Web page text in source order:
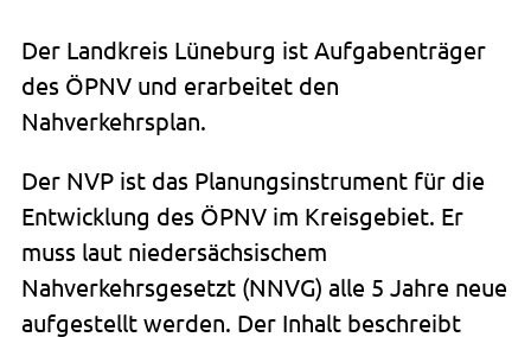
Der Landkreis Lüneburg ist Aufgabenträger
des ÖPNV und erarbeitet den
Nahverkehrsplan.
Der NVP ist das Planungsinstrument für die
Entwicklung des ÖPNV im Kreisgebiet. Er
muss laut niedersächsischem
Nahverkehrsgesetzt (NNVG) alle 5 Jahre neue
aufgestellt werden. Der Inhalt beschreibt